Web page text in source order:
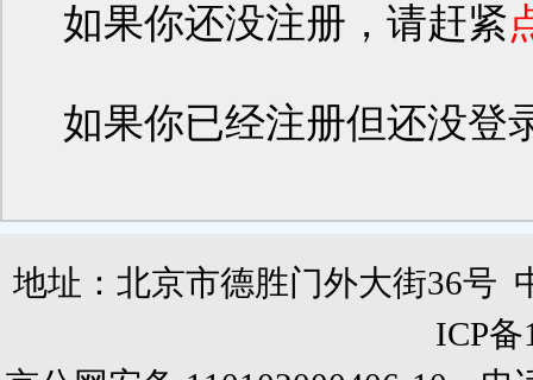
如果你还没注册，请赶紧
如果你已经注册但还没登
地址：北京市德胜门外大街36
ICP备